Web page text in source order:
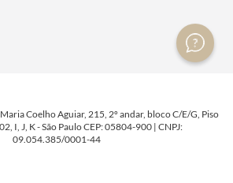
Coelho Aguiar, 215, 2º andar, bloco C/E/G, Piso
I, J, K - São Paulo CEP: 05804-900 | CNPJ:
09.054.385/0001-44